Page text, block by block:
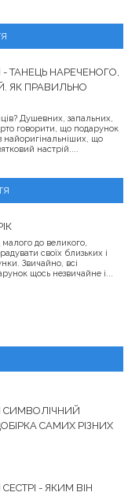
ТАНЕЦЬ НАРЕЧЕНОГО,
ЯК ПРАВИЛЬНО
Душевних, запальних,
говорити, що подарунок
найоригінальніших, що
настрій....
малого до великого,
своїх близьких і
Звичайно, всі
щось незвичайне і...
СИМВОЛІЧНИЙ
САМИХ РІЗНИХ
- ЯКИМ ВІН